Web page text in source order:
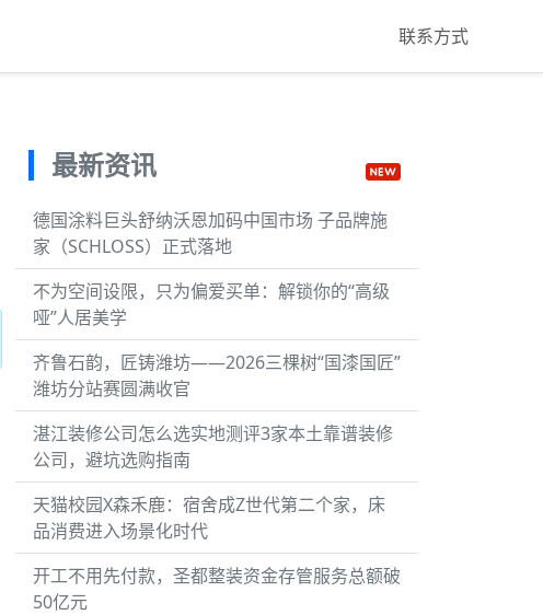
联系方式
最新资讯
德国涂料巨头舒纳沃恩加码中国市场 子品牌施
家（SCHLOSS）正式落地
不为空间设限，只为偏爱买单：解锁你的“高级
哑”人居美学
齐鲁石韵，匠铸潍坊——2026三棵树“国漆国匠”
潍坊分站赛圆满收官
湛江装修公司怎么选实地测评3家本土靠谱装修
公司，避坑选购指南
天猫校园X森禾鹿：宿舍成Z世代第二个家，床
品消费进入场景化时代
开工不用先付款，圣都整装资金存管服务总额破
50亿元